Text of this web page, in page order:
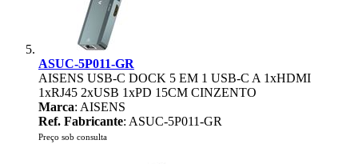
ASUC-5P011-GR
AISENS USB-C DOCK 5 EM 1 USB-C A 1xHDMI
1xRJ45 2xUSB 1xPD 15CM CINZENTO
Marca: AISENS
Ref. Fabricante: ASUC-5P011-GR
Preço sob consulta